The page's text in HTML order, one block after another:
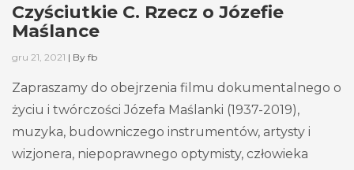
Czyściutkie C. Rzecz o Józefie
Maślance
gru 21, 2021 | By fb
Zapraszamy do obejrzenia filmu dokumentalnego o
życiu i twórczości Józefa Maślanki (1937-2019),
muzyka, budowniczego instrumentów, artysty i
wizjonera, niepoprawnego optymisty, człowieka